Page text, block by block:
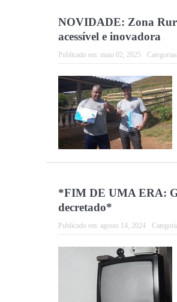
NOVIDADE: Zona
acessível e inovadora
Publicado em: maio 02, 2025
*FIM DE UMA ERA:
decretado*
Publicado em: agosto 14, 2024